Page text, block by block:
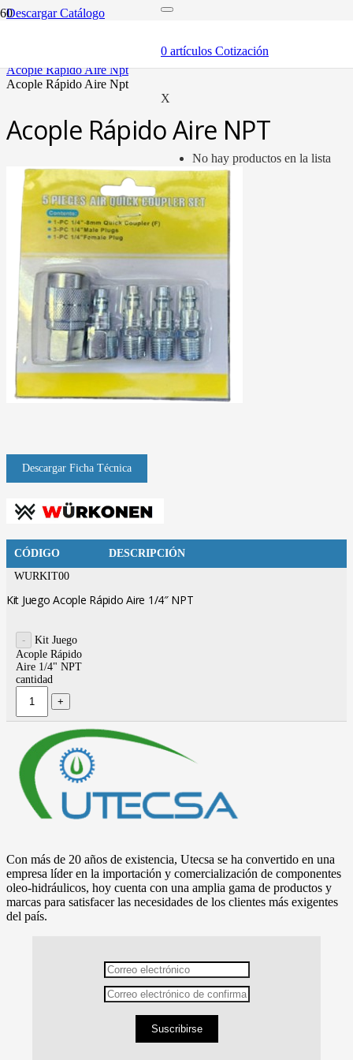
0 artículos Cotización
X
No hay productos en la lista
Descargar Catálogo
acople rápido aire npt
acople rápido aire npt
Acople Rápido Aire NPT
CÓDIGO
DESCRIPCIÓN
WURKIT00
Kit Juego Acople Rápido Aire 1/4″ NPT
Kit Juego
Acople Rápido
Aire 1/4" NPT
cantidad
Con más de 20 años de existencia, Utecsa se ha convertido en una
empresa líder en la importación y comercialización de componentes
oleo-hidráulicos, hoy cuenta con una amplia gama de productos y
marcas para satisfacer las necesidades de los clientes más exigentes
del país.
Suscribirse